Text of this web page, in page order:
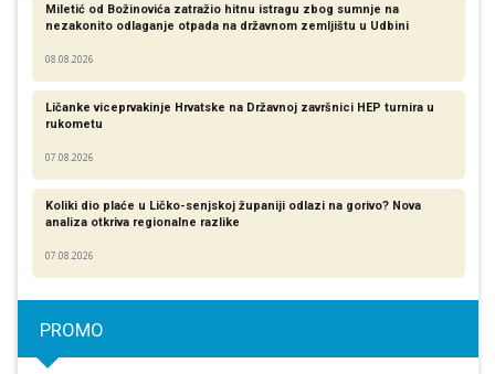
Miletić od Božinovića zatražio hitnu istragu zbog sumnje na
nezakonito odlaganje otpada na državnom zemljištu u Udbini
08.08.2026
Ličanke viceprvakinje Hrvatske na Državnoj završnici HEP turnira u
rukometu
07.08.2026
Koliki dio plaće u Ličko-senjskoj županiji odlazi na gorivo? Nova
analiza otkriva regionalne razlike​
07.08.2026
PROMO